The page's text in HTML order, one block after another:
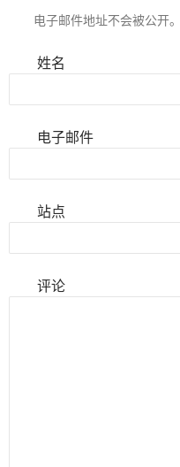
电子邮件地址不会被公开。
姓名
电子邮件
站点
评论